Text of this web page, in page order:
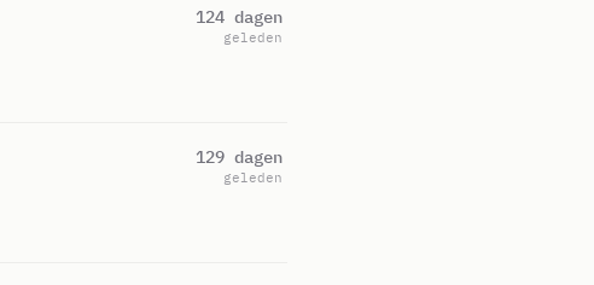
124 dagen
geleden
129 dagen
geleden